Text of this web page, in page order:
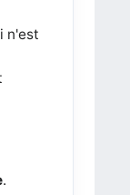
n'est
.